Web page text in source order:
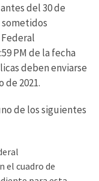
del 30 de
sometidos
PM de la fecha
deben enviarse
de 2021.
de los siguientes
el cuadro de